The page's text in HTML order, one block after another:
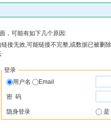
，可能有如下几个原因:
接无效,可能链接不完整,或数据已被删
登录
用户名
Email
密 码
隐身登录